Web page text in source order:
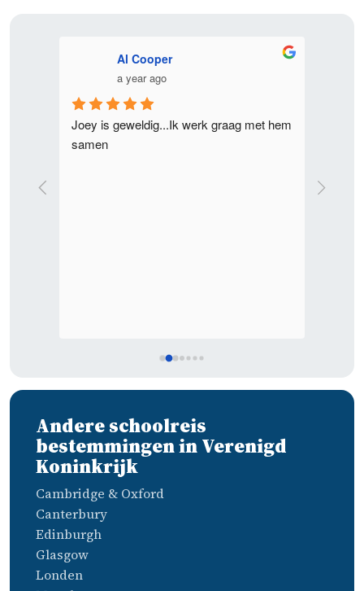
Al Cooper
a year ago
Joey is geweldig...Ik werk graag met hem
samen
Andere schoolreis
bestemmingen in Verenigd
Koninkrijk
Cambridge & Oxford
Canterbury
Edinburgh
Glasgow
Londen